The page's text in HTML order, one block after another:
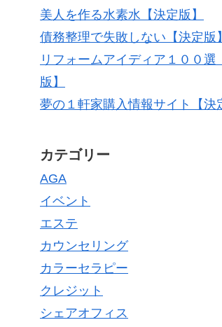
美人を作る水素水【決定版】
債務整理で失敗しない【決定版】
リフォームアイディア１００選
版】
夢の１軒家購入情報サイト【決
カテゴリー
AGA
イベント
エステ
カウンセリング
カラーセラピー
クレジット
シェアオフィス